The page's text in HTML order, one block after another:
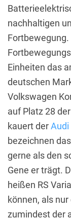
nachhaltigen
Fortbewegung.
Einheiten das
deutschen
Volkswagen
auf Platz 28 der
kauert derAudi
bezeichnen
gerne als den
Gene er trägt.
heißen RS
können, als
zumindest der